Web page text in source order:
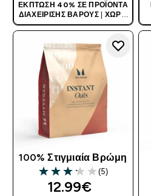
ΈΚΠΤΩΣΗ 40% ΣΕ ΠΡΟΪΌΝΤΑ
ΔΙΑΧΕΊΡΙΣΗΣ ΒΆΡΟΥΣ| ΧΩΡΊΣ
ΚΩΔΙΚΌ
100% Στιγμιαία Βρώμη
3.2 out of 5 stars
(5)
12.99€‎